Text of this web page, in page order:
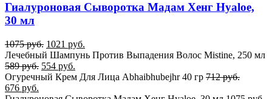
Гиалуроновая Сыворотка Мадам Хенг Hyaloe,
30 мл
1075руб. 1021 руб.
Лечебный Шампунь Против Выпадения Волос Mistine, 250 мл
589руб. 554 руб.
Огуречный Крем Для Лица Abhaibhubejhr 40 гр 712руб.
676 руб.